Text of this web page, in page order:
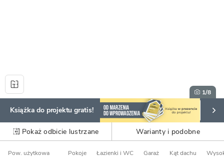
1/8
Książka do projektu gratis!
Pokaż odbicie lustrzane Warianty i podobne
Pow. użytkowa Pokoje Łazienki i WC Garaż Kąt dachu